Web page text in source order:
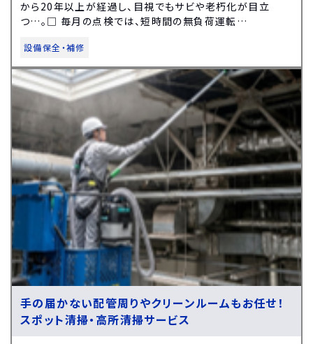
から20年以上が経過し、目視でもサビや老朽化が目立
つ…。□ 毎月の点検では、短時間の無負荷運転…
設備保全・補修
手の届かない配管周りやクリーンルームもお任せ！
スポット清掃・高所清掃サービス